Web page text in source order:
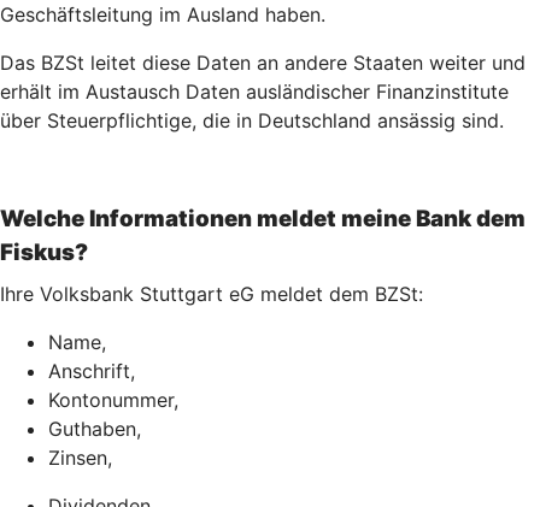
Geschäftsleitung im Ausland haben.
Das BZSt leitet diese Daten an andere Staaten weiter und
erhält im Austausch Daten ausländischer Finanzinstitute
über Steuerpflichtige, die in Deutschland ansässig sind.
Welche Informationen meldet meine Bank dem
Fiskus?
Ihre Volksbank Stuttgart eG meldet dem BZSt:
Name,
Anschrift,
Kontonummer,
Guthaben,
Zinsen,